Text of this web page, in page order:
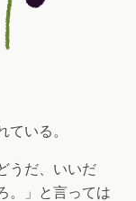
いる。
うだ、いいだ
。」と言っては